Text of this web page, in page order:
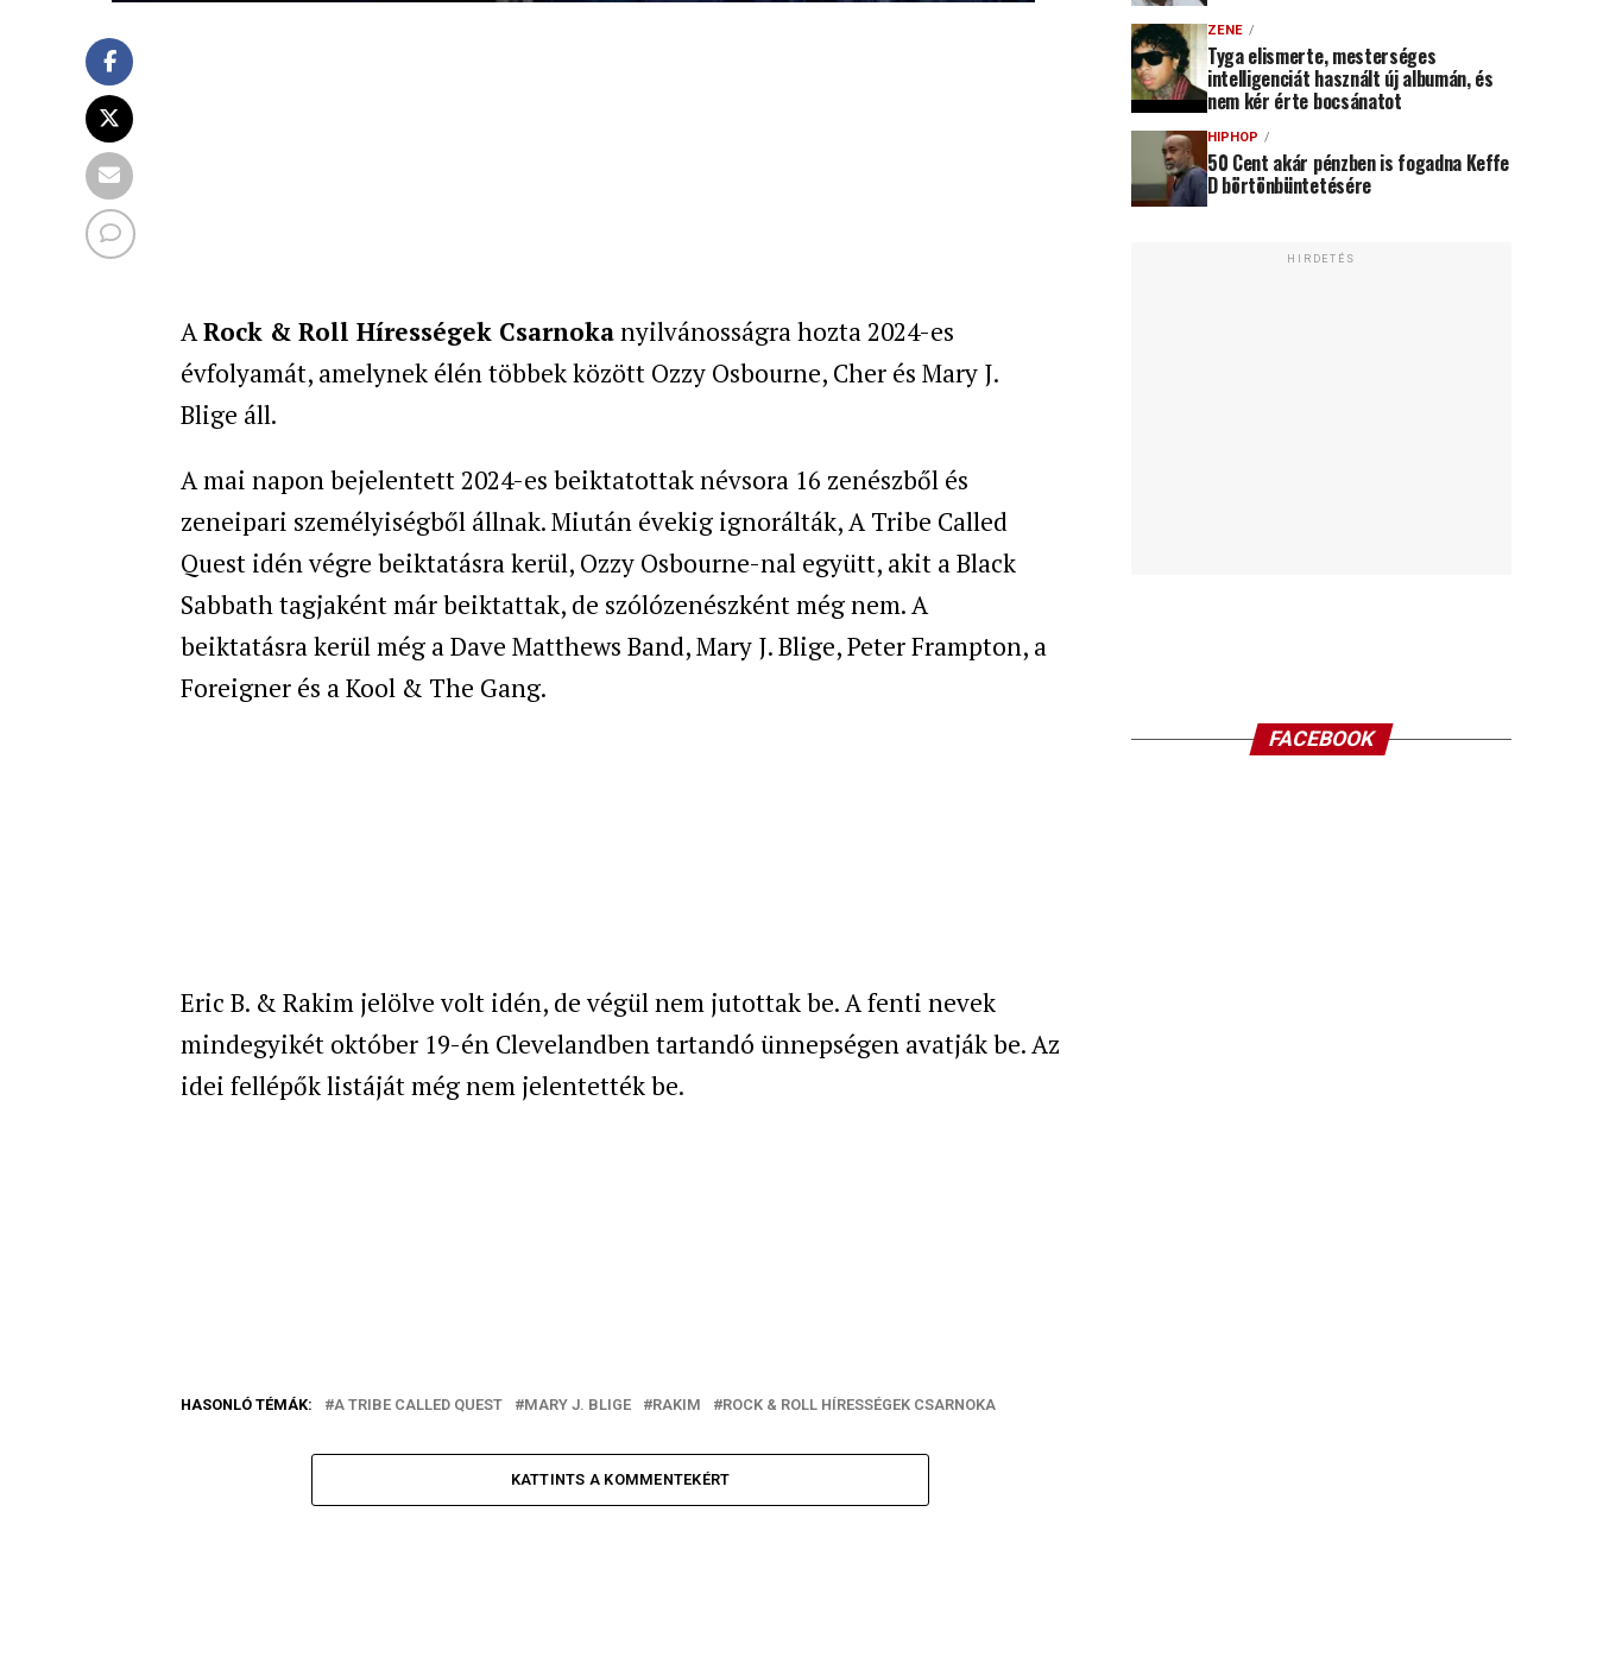
ARock & Roll Hírességek Csarnokanyilvánosságra hozta 2024-es
évfolyamát, amelynek élén többek között Ozzy Osbourne, Cher és Mary J.
Blige áll.
A mai napon bejelentett 2024-es beiktatottak névsora 16 zenészből és
zeneipari személyiségből állnak. Miután évekig ignorálták, A Tribe Called
Quest idén végre beiktatásra kerül, Ozzy Osbourne-nal együtt, akit a Black
Sabbath tagjaként már beiktattak, de szólózenészként még nem. A
beiktatásra kerül még a Dave Matthews Band, Mary J. Blige, Peter Frampton, a
Foreigner és a Kool & The Gang.
Eric B. & Rakim jelölve volt idén, de végül nem jutottak be. A fenti nevek
mindegyikét október 19-én Clevelandben tartandó ünnepségen avatják be. Az
idei fellépők listáját még nem jelentették be.
HASONLÓ TÉMÁK: A TRIBE CALLED QUEST MARY J. BLIGE RAKIM ROCK & ROLL HÍRESSÉGEK CSARNOKA
KATTINTS A KOMMENTEKÉRT
ZENE
Tyga elismerte, mesterséges
intelligenciát használt új albumán, és
nem kér érte bocsánatot
HIPHOP
50 Cent akár pénzben is fogadna Keffe
D börtönbüntetésére
HIRDETÉS
FACEBOOK